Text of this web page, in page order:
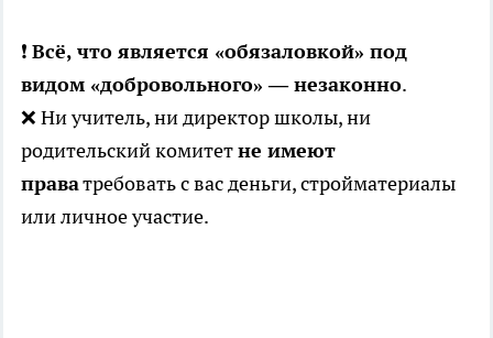
❗ Всё, что является «обязаловкой» под
видом «добровольного» — незаконно.
❌ Ни учитель, ни директор школы, ни
родительский комитетне имеют
праватребовать с вас деньги, стройматериалы
или личное участие.